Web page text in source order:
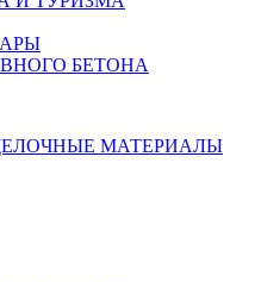
БЕТОНА
МАТЕРИАЛЫ